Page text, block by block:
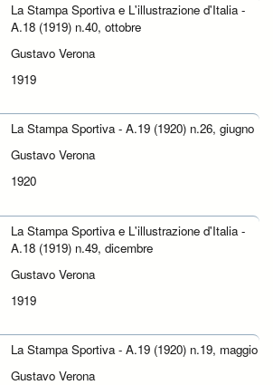
La Stampa Sportiva e L'illustrazione d'Italia -
A.18 (1919) n.40, ottobre
Gustavo Verona
1919
La Stampa Sportiva - A.19 (1920) n.26, giugno
Gustavo Verona
1920
La Stampa Sportiva e L'illustrazione d'Italia -
A.18 (1919) n.49, dicembre
Gustavo Verona
1919
La Stampa Sportiva - A.19 (1920) n.19, maggio
Gustavo Verona